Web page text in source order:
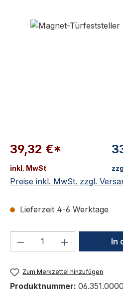
39,32 €*
inkl. MwSt
Preise inkl. MwSt. zzgl.
Lieferzeit 4-6 Werktage
Produkt Anzahl: In
Zum Merkzettel hinzufügen
Produktnummer: